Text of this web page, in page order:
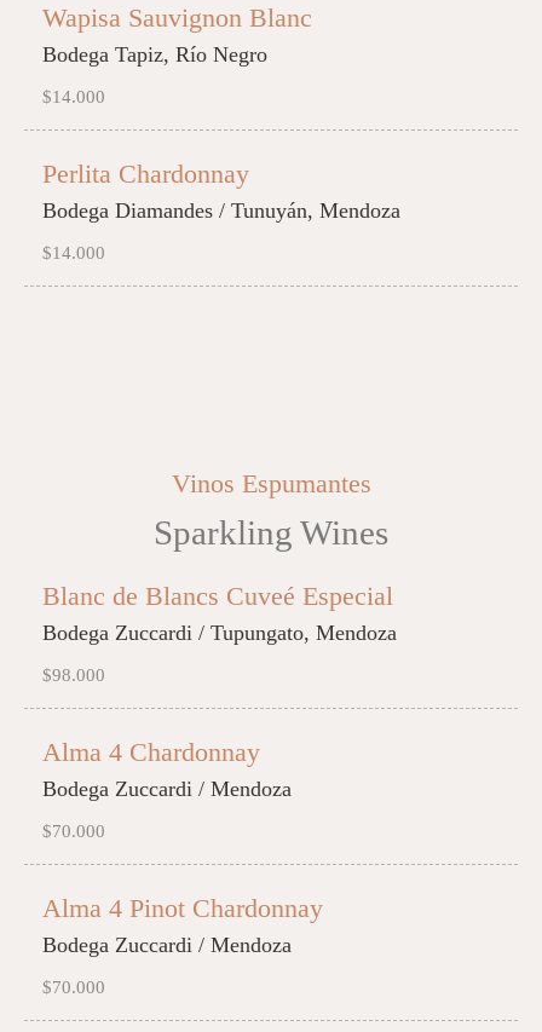
Wapisa Sauvignon Blanc
Bodega Tapiz, Río Negro
$14.000
Perlita Chardonnay
Bodega Diamandes / Tunuyán, Mendoza
$14.000
Vinos Espumantes
Sparkling Wines
Blanc de Blancs Cuveé Especial
Bodega Zuccardi / Tupungato, Mendoza
$98.000
Alma 4 Chardonnay
Bodega Zuccardi / Mendoza
$70.000
Alma 4 Pinot Chardonnay
Bodega Zuccardi / Mendoza
$70.000